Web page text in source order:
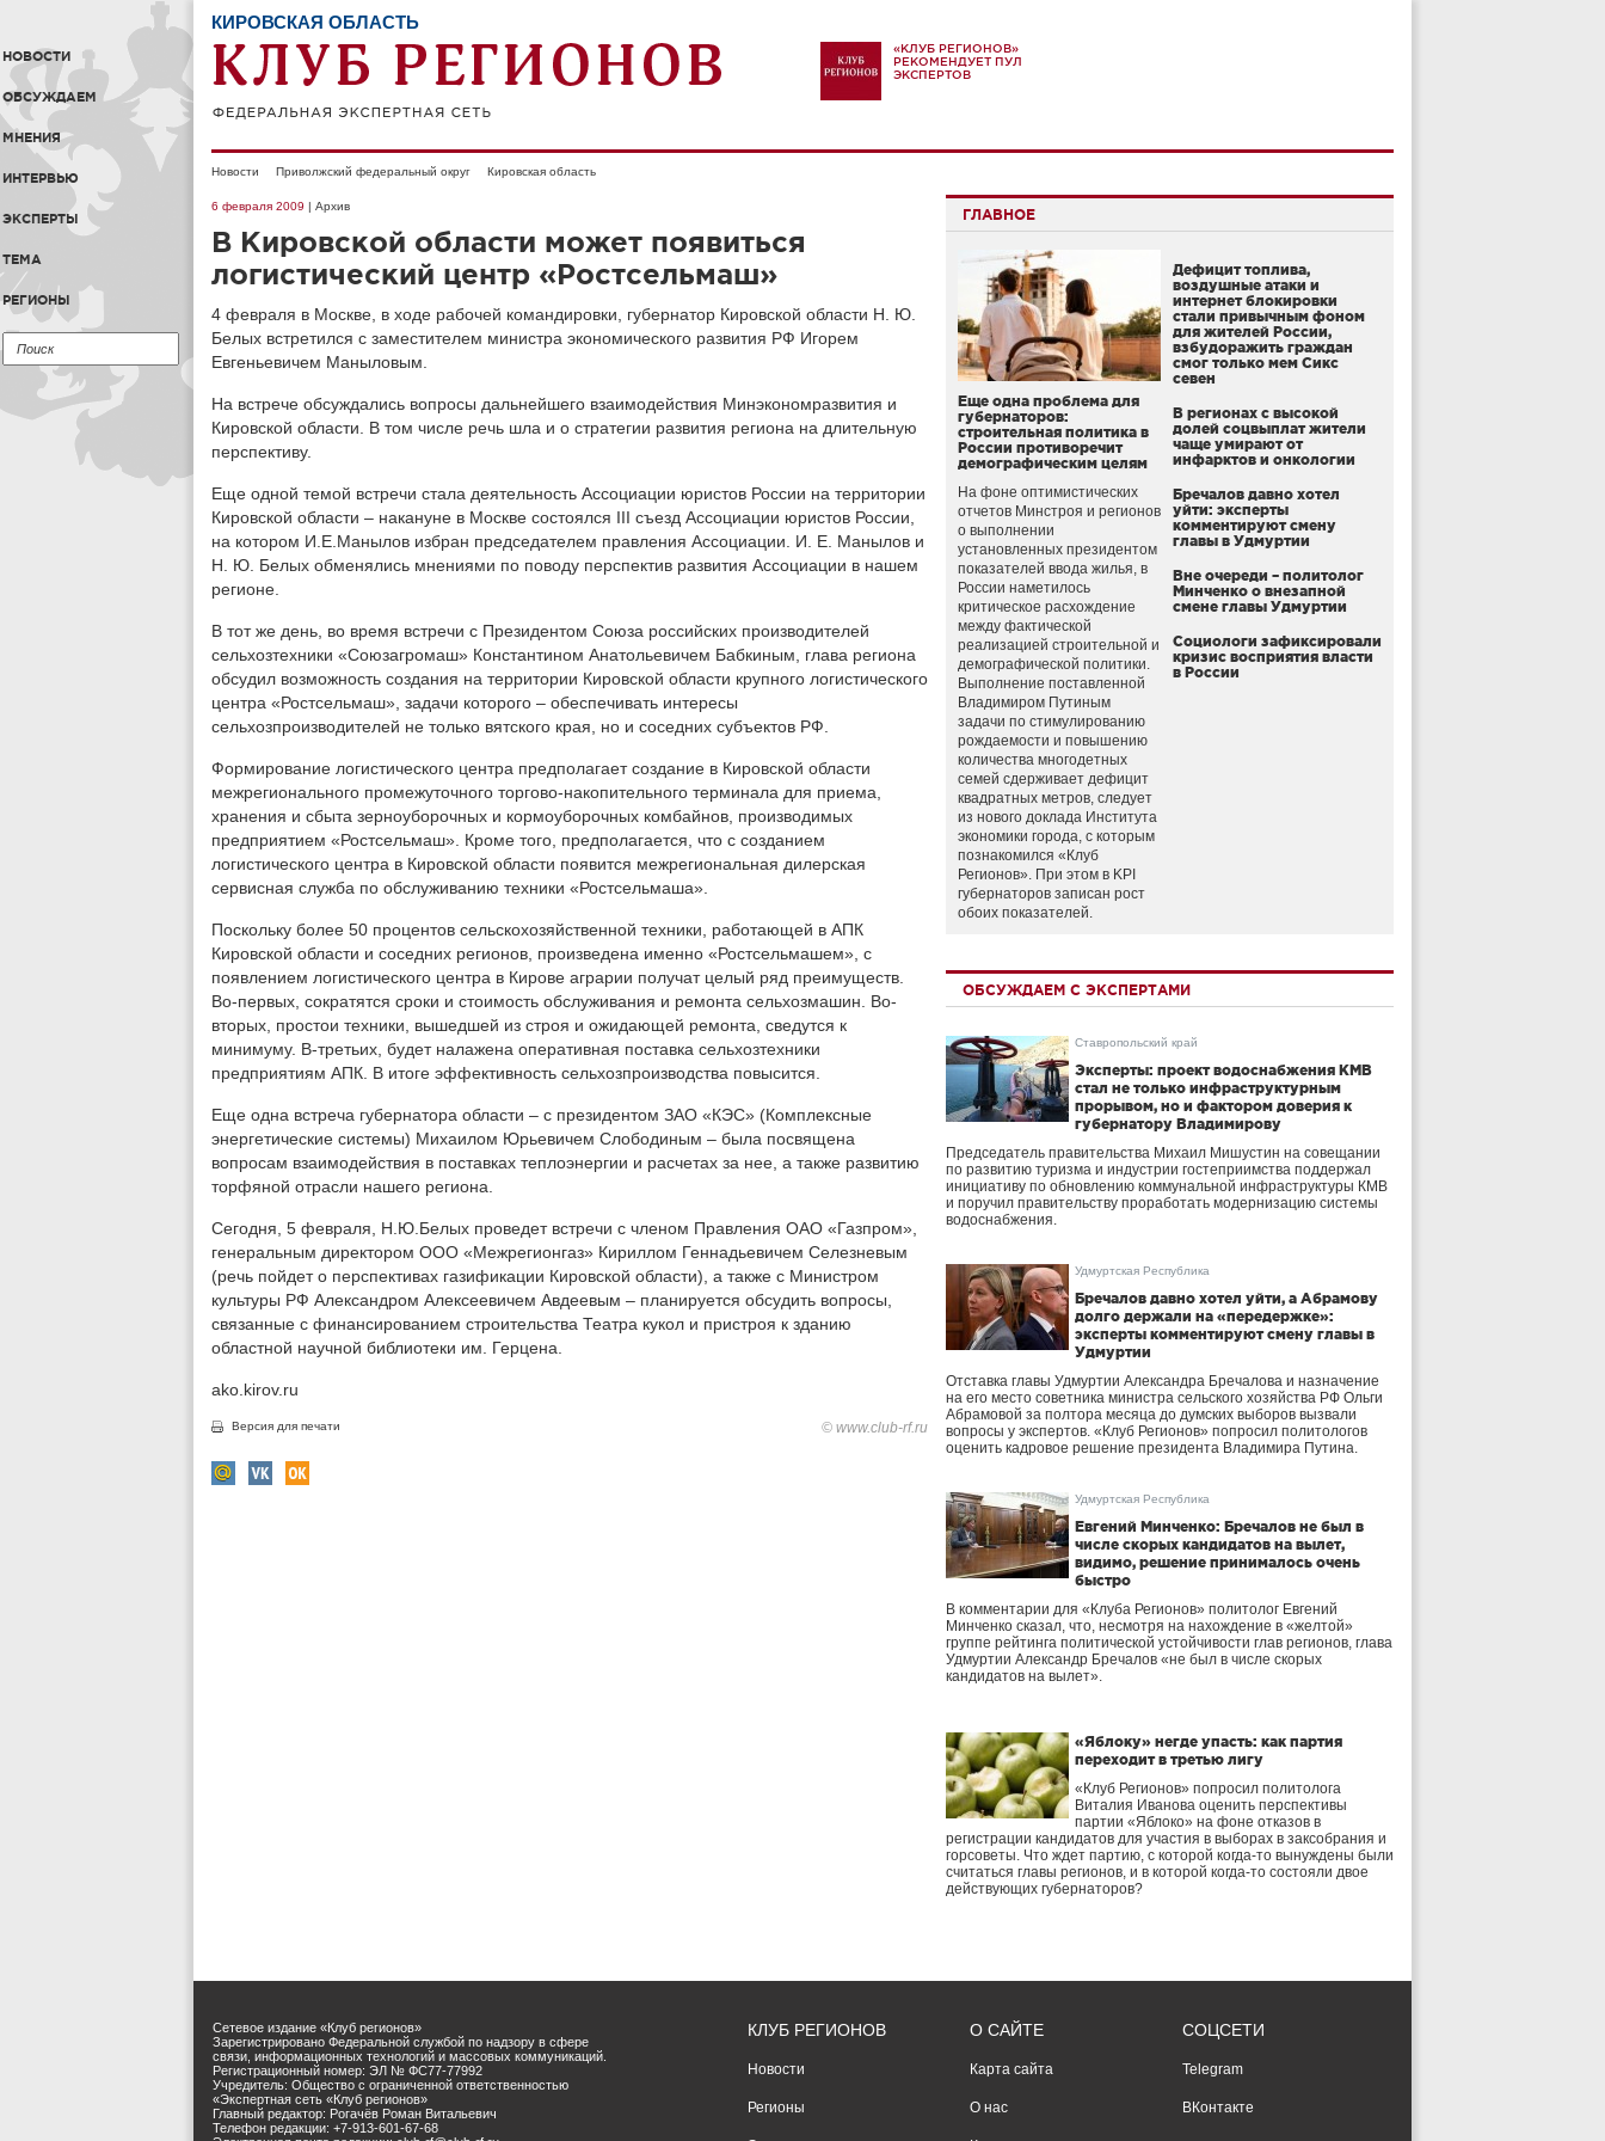
НОВОСТИ
ОБСУЖДАЕМ
МНЕНИЯ
ИНТЕРВЬЮ
ЭКСПЕРТЫ
ТЕМА
РЕГИОНЫ
КИРОВСКАЯ ОБЛАСТЬ
«КЛУБ РЕГИОНОВ»
РЕКОМЕНДУЕТ ПУЛ
ЭКСПЕРТОВ
Новости Приволжский федеральный округ Кировская область
6 февраля 2009 | Архив
В Кировской области может появиться
логистический центр «Ростсельмаш»
4 февраля в Москве, в ходе рабочей командировки, губернатор Кировской области Н. Ю.
Белых встретился с заместителем министра экономического развития РФ Игорем
Евгеньевичем Маныловым.
На встрече обсуждались вопросы дальнейшего взаимодействия Минэкономразвития и
Кировской области. В том числе речь шла и о стратегии развития региона на длительную
перспективу.
Еще одной темой встречи стала деятельность Ассоциации юристов России на территории
Кировской области – накануне в Москве состоялся III съезд Ассоциации юристов России,
на котором И.Е.Манылов избран председателем правления Ассоциации. И. Е. Манылов и
Н. Ю. Белых обменялись мнениями по поводу перспектив развития Ассоциации в нашем
регионе.
В тот же день, во время встречи с Президентом Союза российских производителей
сельхозтехники «Союзагромаш» Константином Анатольевичем Бабкиным, глава региона
обсудил возможность создания на территории Кировской области крупного логистического
центра «Ростсельмаш», задачи которого – обеспечивать интересы
сельхозпроизводителей не только вятского края, но и соседних субъектов РФ.
Формирование логистического центра предполагает создание в Кировской области
межрегионального промежуточного торгово-накопительного терминала для приема,
хранения и сбыта зерноуборочных и кормоуборочных комбайнов, производимых
предприятием «Ростсельмаш». Кроме того, предполагается, что с созданием
логистического центра в Кировской области появится межрегиональная дилерская
сервисная служба по обслуживанию техники «Ростсельмаша».
Поскольку более 50 процентов сельскохозяйственной техники, работающей в АПК
Кировской области и соседних регионов, произведена именно «Ростсельмашем», с
появлением логистического центра в Кирове аграрии получат целый ряд преимуществ.
Во-первых, сократятся сроки и стоимость обслуживания и ремонта сельхозмашин. Во-
вторых, простои техники, вышедшей из строя и ожидающей ремонта, сведутся к
минимуму. В-третьих, будет налажена оперативная поставка сельхозтехники
предприятиям АПК. В итоге эффективность сельхозпроизводства повысится.
Еще одна встреча губернатора области – с президентом ЗАО «КЭС» (Комплексные
энергетические системы) Михаилом Юрьевичем Слободиным – была посвящена
вопросам взаимодействия в поставках теплоэнергии и расчетах за нее, а также развитию
торфяной отрасли нашего региона.
Сегодня, 5 февраля, Н.Ю.Белых проведет встречи с членом Правления ОАО «Газпром»,
генеральным директором ООО «Межрегионгаз» Кириллом Геннадьевичем Селезневым
(речь пойдет о перспективах газификации Кировской области), а также с Министром
культуры РФ Александром Алексеевичем Авдеевым – планируется обсудить вопросы,
связанные с финансированием строительства Театра кукол и пристроя к зданию
областной научной библиотеки им. Герцена.
ako.kirov.ru
Версия для печати © www.club-rf.ru
ГЛАВНОЕ
Еще одна проблема для
губернаторов:
строительная политика в
России противоречит
демографическим целям
На фоне оптимистических
отчетов Минстроя и регионов
о выполнении
установленных президентом
показателей ввода жилья, в
России наметилось
критическое расхождение
между фактической
реализацией строительной и
демографической политики.
Выполнение поставленной
Владимиром Путиным
задачи по стимулированию
рождаемости и повышению
количества многодетных
семей сдерживает дефицит
квадратных метров, следует
из нового доклада Института
экономики города, с которым
познакомился «Клуб
Регионов». При этом в KPI
губернаторов записан рост
обоих показателей.
Дефицит топлива,
воздушные атаки и
интернет блокировки
стали привычным фоном
для жителей России,
взбудоражить граждан
смог только мем Сикс
севен
В регионах с высокой
долей соцвыплат жители
чаще умирают от
инфарктов и онкологии
Бречалов давно хотел
уйти: эксперты
комментируют смену
главы в Удмуртии
Вне очереди – политолог
Минченко о внезапной
смене главы Удмуртии
Социологи зафиксировали
кризис восприятия власти
в России
ОБСУЖДАЕМ С ЭКСПЕРТАМИ
Ставропольский край
Эксперты: проект водоснабжения КМВ
стал не только инфраструктурным
прорывом, но и фактором доверия к
губернатору Владимирову
Председатель правительства Михаил Мишустин на совещании
по развитию туризма и индустрии гостеприимства поддержал
инициативу по обновлению коммунальной инфраструктуры КМВ
и поручил правительству проработать модернизацию системы
водоснабжения.
Удмуртская Республика
Бречалов давно хотел уйти, а Абрамову
долго держали на «передержке»:
эксперты комментируют смену главы в
Удмуртии
Отставка главы Удмуртии Александра Бречалова и назначение
на его место советника министра сельского хозяйства РФ Ольги
Абрамовой за полтора месяца до думских выборов вызвали
вопросы у экспертов. «Клуб Регионов» попросил политологов
оценить кадровое решение президента Владимира Путина.
Удмуртская Республика
Евгений Минченко: Бречалов не был в
числе скорых кандидатов на вылет,
видимо, решение принималось очень
быстро
В комментарии для «Клуба Регионов» политолог Евгений
Минченко сказал, что, несмотря на нахождение в «желтой»
группе рейтинга политической устойчивости глав регионов, глава
Удмуртии Александр Бречалов «не был в числе скорых
кандидатов на вылет».
«Яблоку» негде упасть: как партия
переходит в третью лигу
«Клуб Регионов» попросил политолога
Виталия Иванова оценить перспективы
партии «Яблоко» на фоне отказов в
регистрации кандидатов для участия в выборах в заксобрания и
горсоветы. Что ждет партию, с которой когда-то вынуждены были
считаться главы регионов, и в которой когда-то состояли двое
действующих губернаторов?
Сетевое издание «Клуб регионов»
Зарегистрировано Федеральной службой по надзору в сфере
связи, информационных технологий и массовых коммуникаций.
Регистрационный номер: ЭЛ № ФС77-77992
Учредитель: Общество с ограниченной ответственностью
«Экспертная сеть «Клуб регионов»
Главный редактор: Рогачёв Роман Витальевич
Телефон редакции: +7-913-601-67-68
КЛУБ РЕГИОНОВ
Новости
Регионы
О САЙТЕ
Карта сайта
О нас
СОЦСЕТИ
Telegram
ВКонтакте